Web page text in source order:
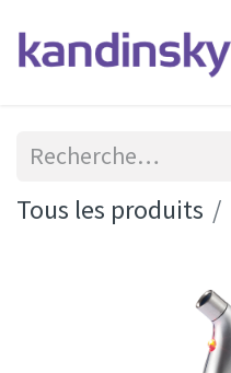
Tous les produits